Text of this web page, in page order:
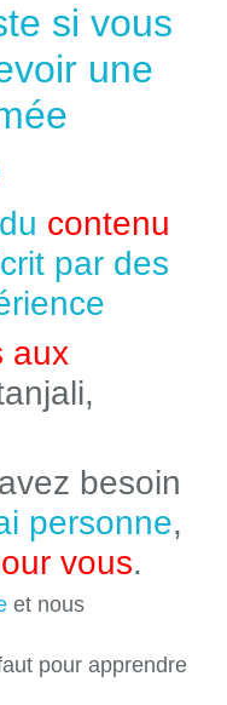
si vous
une
contenu
par des
aux
besoin
personne,
vous.
et nous
pour apprendre